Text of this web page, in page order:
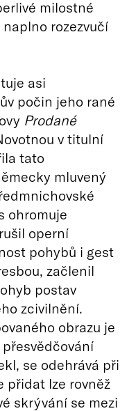
milostné
rozezvučí
asi
počin jeho rané
Prodané
v titulní
tato
mluvený
ohromuje
operní
pohybů i gest
začlenil
postav
zcivilnění.
obrazu je
přesvědčování
se odehrává při
přidat lze rovněž
skrývání se mezi